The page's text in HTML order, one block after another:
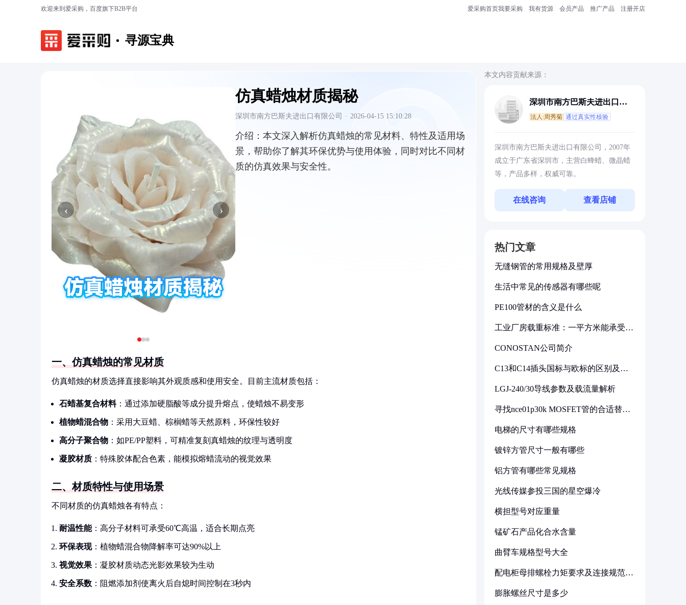
欢迎来到爱采购，百度旗下B2B平台 爱采购首页我要采购 我有货源 会员产品 推广产品 注册开店
寻源宝典
‹ ›
仿真蜡烛材质揭秘
深圳市南方巴斯夫进出口有限公司 · 2026-04-15 15:10:28
介绍： 本文深入解析仿真蜡烛的常见材料、特性及适用场
景，帮助你了解其环保优势与使用体验，同时对比不同材
质的仿真效果与安全性。
一、仿真蜡烛的常见材质
仿真蜡烛的材质选择直接影响其外观质感和使用安全。目前主流材质包括：
石蜡基复合材料：通过添加硬脂酸等成分提升熔点，使蜡烛不易变形
植物蜡混合物 ：采用大豆蜡、棕榈蜡等天然原料，环保性较好
高分子聚合物 ：如PE/PP塑料，可精准复刻真蜡烛的纹理与透明度
凝胶材质 ：特殊胶体配合色素，能模拟熔蜡流动的视觉效果
二、材质特性与使用场景
不同材质的仿真蜡烛各有特点：
耐温性能：高分子材料可承受60℃高温，适合长期点亮
环保表现：植物蜡混合物降解率可达90%以上
视觉效果 ：凝胶材质动态光影效果较为生动
安全系数 ：阻燃添加剂使离火后自熄时间控制在3秒内
本文内容贡献来源：
深圳市南方巴斯夫进出口有
法人:周秀菊 通过真实性核验
深圳市南方巴斯夫进出口有限公司，2007年
成立于广东省深圳市，主营白蜂蜡、微晶蜡
等，产品多样，权威可靠。
在线咨询 查看店铺
热门文章
无缝钢管的常用规格及壁厚
生活中常见的传感器有哪些呢
PE100管材的含义是什么
工业厂房载重标准：一平方米能承受多
CONOSTAN公司简介
C13和C14插头国标与欧标的区别及其
LGJ-240/30导线参数及载流量解析
寻找nce01p30k MOSFET管的合适替代
电梯的尺寸有哪些规格
镀锌方管尺寸一般有哪些
铝方管有哪些常见规格
光线传媒参投三国的星空爆冷
横担型号对应重量
锰矿石产品化合水含量
曲臂车规格型号大全
配电柜母排螺栓力矩要求及连接规范详
膨胀螺丝尺寸是多少